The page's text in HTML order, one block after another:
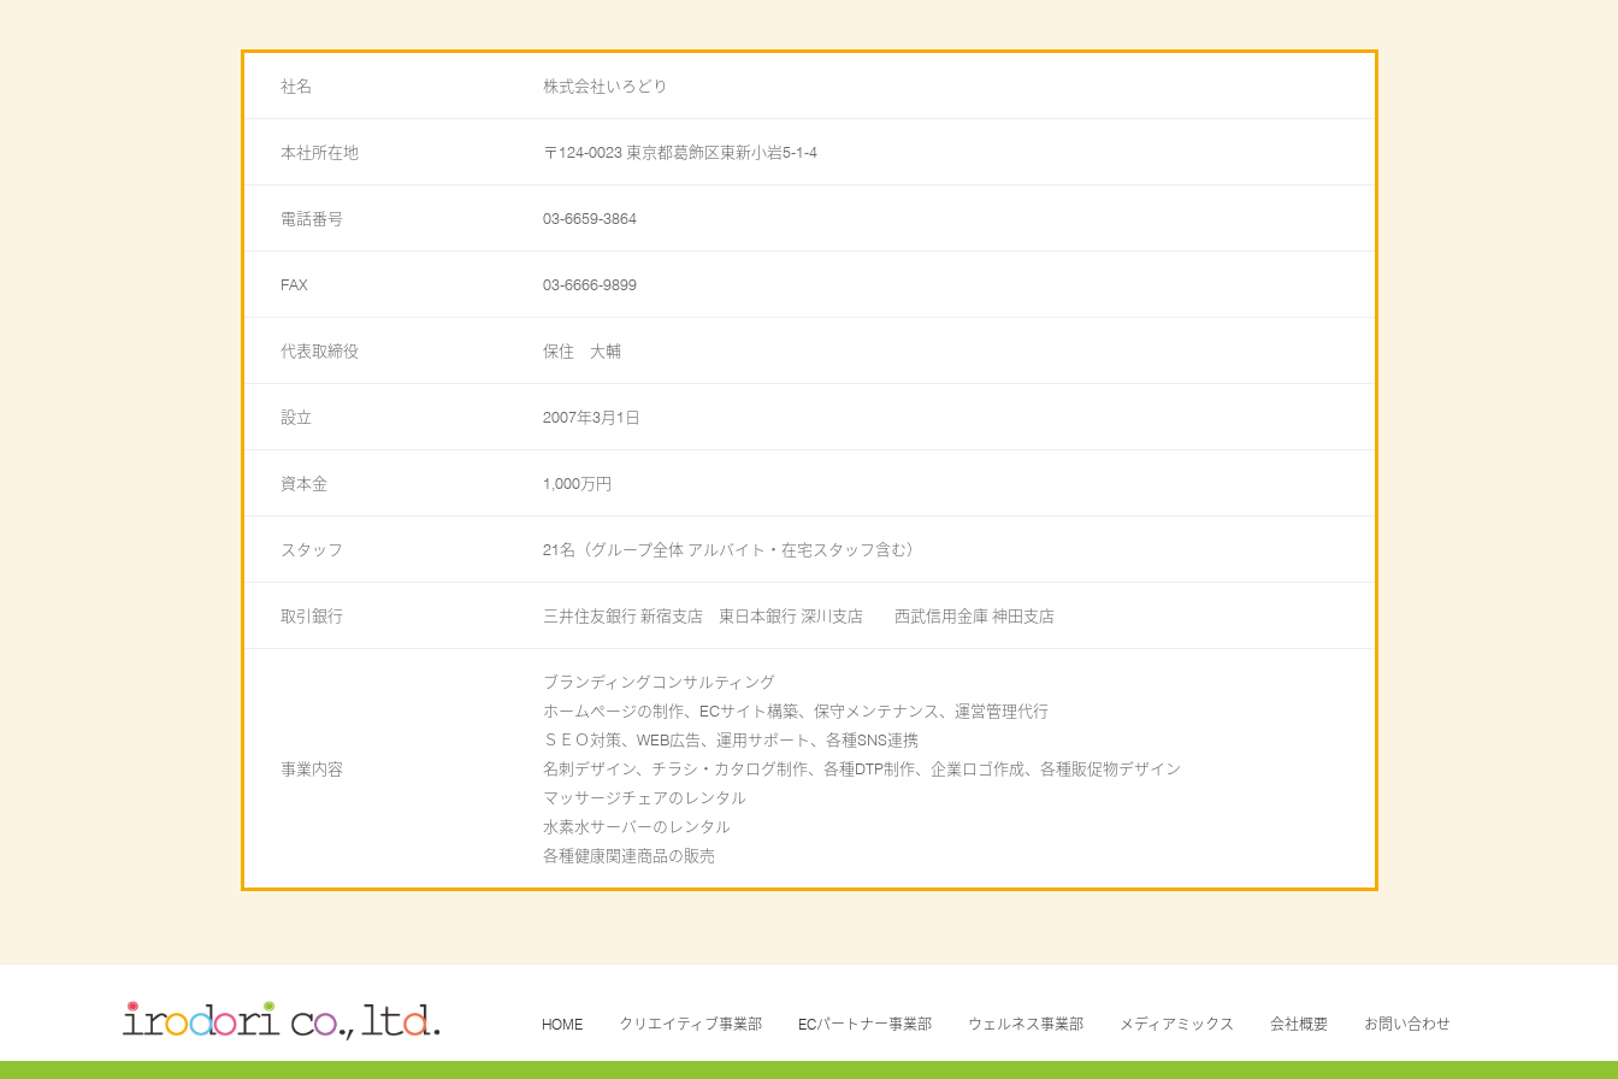
社名 株式会社いろどり
本社所在地 〒124-0023 東京都葛飾区東新小岩5-1-4
電話番号 03-6659-3864
FAX 03-6666-9899
代表取締役 保住 大輔
設立 2007年3月1日
資本金 1,000万円
スタッフ 21名（グループ全体 アルバイト・在宅スタッフ含む）
取引銀行 三井住友銀行 新宿支店 東日本銀行 深川支店 西武信用金庫 神田支店
事業内容
ブランディングコンサルティング
ホームページの制作、ECサイト構築、保守メンテナンス、運営管理代行
ＳＥＯ対策、WEB広告、運用サポート、各種SNS連携
名刺デザイン、チラシ・カタログ制作、各種DTP制作、企業ロゴ作成、各種販促物デザイン
マッサージチェアのレンタル
水素水サーバーのレンタル
各種健康関連商品の販売
HOME クリエイティブ事業部 ECパートナー事業部 ウェルネス事業部 メディアミックス 会社概要 お問い合わせ